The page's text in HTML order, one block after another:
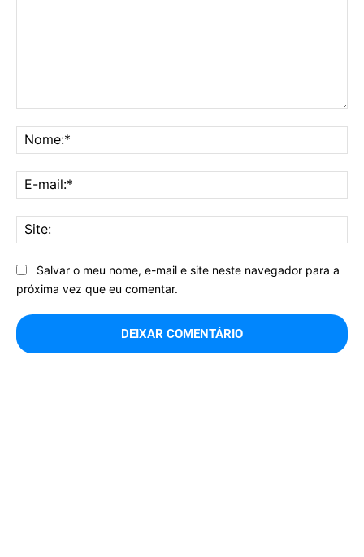
Salvar o meu nome, e-mail e site neste navegador para a
próxima vez que eu comentar.